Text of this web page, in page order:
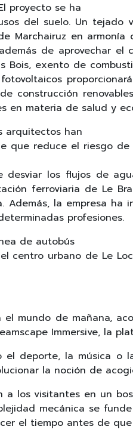
proyecto se ha
del suelo. Un tejado
Marchairuz en
de aprovechar el
exento de
construcción
en materia de salud y
arquitectos han
que reduce el riesgo
los flujos de
ferroviaria de Le
la empresa ha
profesiones.
de autobús
centro urbano de Le
el mundo de mañana,
Immersive, la
el deporte, la música o
la noción de
a los visitantes en un
mecánica se
el tiempo antes de